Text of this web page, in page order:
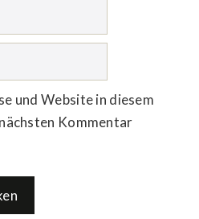
und Website in diesem
Kommentar